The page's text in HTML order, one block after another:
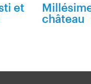
et
château